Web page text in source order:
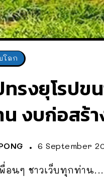
โลก
รงยุโรปข
งบก่อสร้า
6 September
อนๆ ชาวเว็บทุกท่าน...